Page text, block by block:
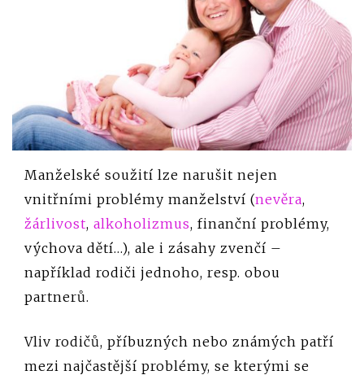
Manželské soužití lze narušit nejen
vnitřními problémy manželství (nevěra,
žárlivost, alkoholizmus, finanční problémy,
výchova dětí…), ale i zásahy zvenčí –
například rodiči jednoho, resp. obou
partnerů.
Vliv rodičů, příbuzných nebo známých patří
mezi najčastější problémy, se kterými se